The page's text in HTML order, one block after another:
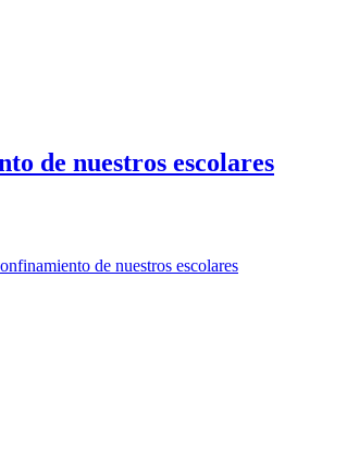
de nuestros escolares
de nuestros escolares